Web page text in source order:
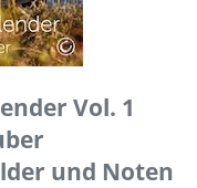
Vol. 1
und Noten